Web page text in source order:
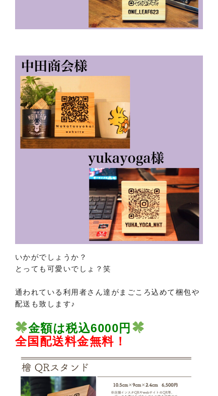
いかがでしょうか？
とっても可愛いでしょ？笑
通われている利用者さん達がまごころ込めて梱包や
配送も致します♪
金額は税込6000円
全国配送料金無料！